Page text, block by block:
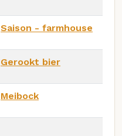
Saison - farmhouse
Gerookt bier
Meibock